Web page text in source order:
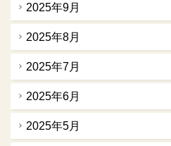
2025年9月
2025年8月
2025年7月
2025年6月
2025年5月